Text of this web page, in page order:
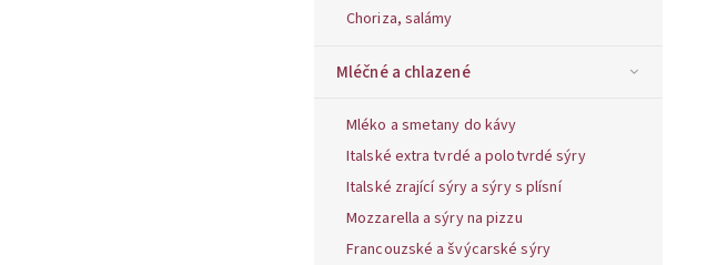
Choriza, salámy
Mléčné a chlazené
Mléko a smetany do kávy
Italské extra tvrdé a polotvrdé sýry
Italské zrající sýry a sýry s plísní
Mozzarella a sýry na pizzu
Francouzské a švýcarské sýry